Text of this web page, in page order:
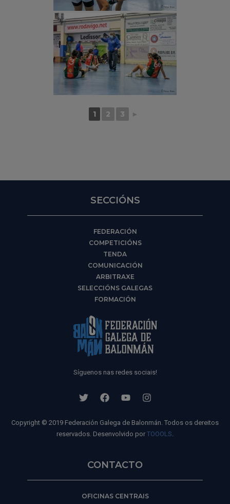
1 2 3 ►
SECCIÓNS
FEDERACIÓN
COMPETICIÓNS
TENDA
COMUNICACIÓN
ARBITRAXE
SELECCIÓNS GALEGAS
FORMACIÓN
Síguenos nas redes sociais!
Copyright © 2019 Federación Galega de Balonmán. Todos os dereitos
reservados. Desenvolvido por TOOOLS
CONTACTO
OFICINAS CENTRAIS